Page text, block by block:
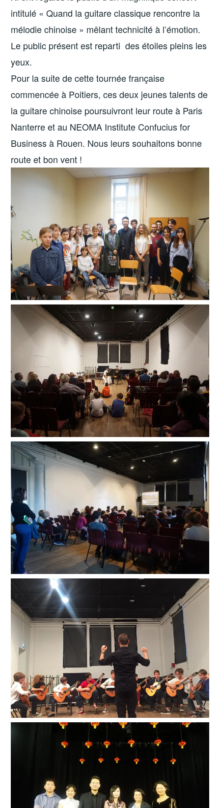
intitulé « Quand la guitare classique rencontre la
mélodie chinoise » mêlant technicité à l’émotion.
Le public présent est reparti des étoiles pleins les
yeux.
Pour la suite de cette tournée française
commencée à Poitiers, ces deux jeunes talents de
la guitare chinoise poursuivront leur route à Paris
Nanterre et au NEOMA Institute Confucius for
Business à Rouen. Nous leurs souhaitons bonne
route et bon vent !